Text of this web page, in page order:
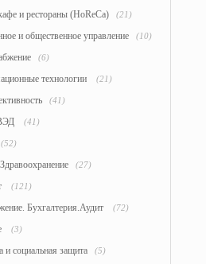
и рестораны (HoReCa) (21)
и общественное управление (10)
(6)
технологии (21)
(41)
(41)
(52)
(27)
(121)
Бухгалтерия.Аудит (72)
(3)
и социальная защита (5)